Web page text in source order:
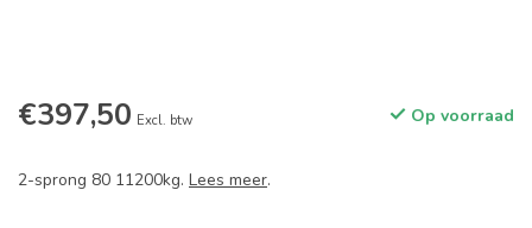
€397,50 Excl. btw Op voorraad
2-sprong 80 11200kg. Lees meer.